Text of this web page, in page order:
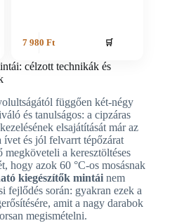
7 980Ft
🛒
célzott technikák és
függően két-négy
és tanulságos: a cipzáras
elsajátítását már az
ívet és jól felvarrt tépőzárat
a keresztöltéses
hogy azok 60 °C-os mosásnak
kiegészítők mintái nem
fejlődés során: gyakran ezek a
amit a nagy darabok
megismételni.